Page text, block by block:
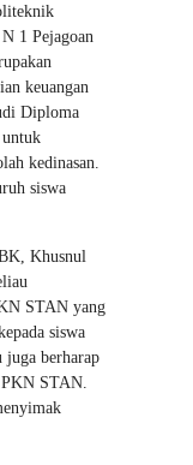
1 Pejagoan
keuangan
Diploma
untuk
kedinasan.
siswa
Khusnul
STAN yang
siswa
berharap
STAN.